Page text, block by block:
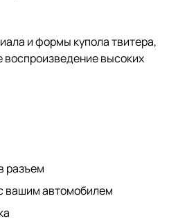
и формы купола твитера,
высоких
разъем
вашим автомобилем